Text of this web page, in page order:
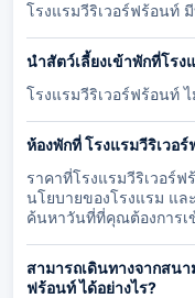
โรงแรมวีริเวอร์ฟร้อนท์
นำสัตว์เลี้ยงเข้าพักที่โรง
โรงแรมวีริเวอร์ฟร้อนท์
ห้องพักที่ โรงแรมวีริเวอ
ราคาที่โรงแรมวีริเวอร์
นโยบายของโรงแรม แล
ค้นหาวันที่ที่คุณต้องการเ
สามารถเดินทางจากสน
ฟร้อนท์ ได้อย่างไร?